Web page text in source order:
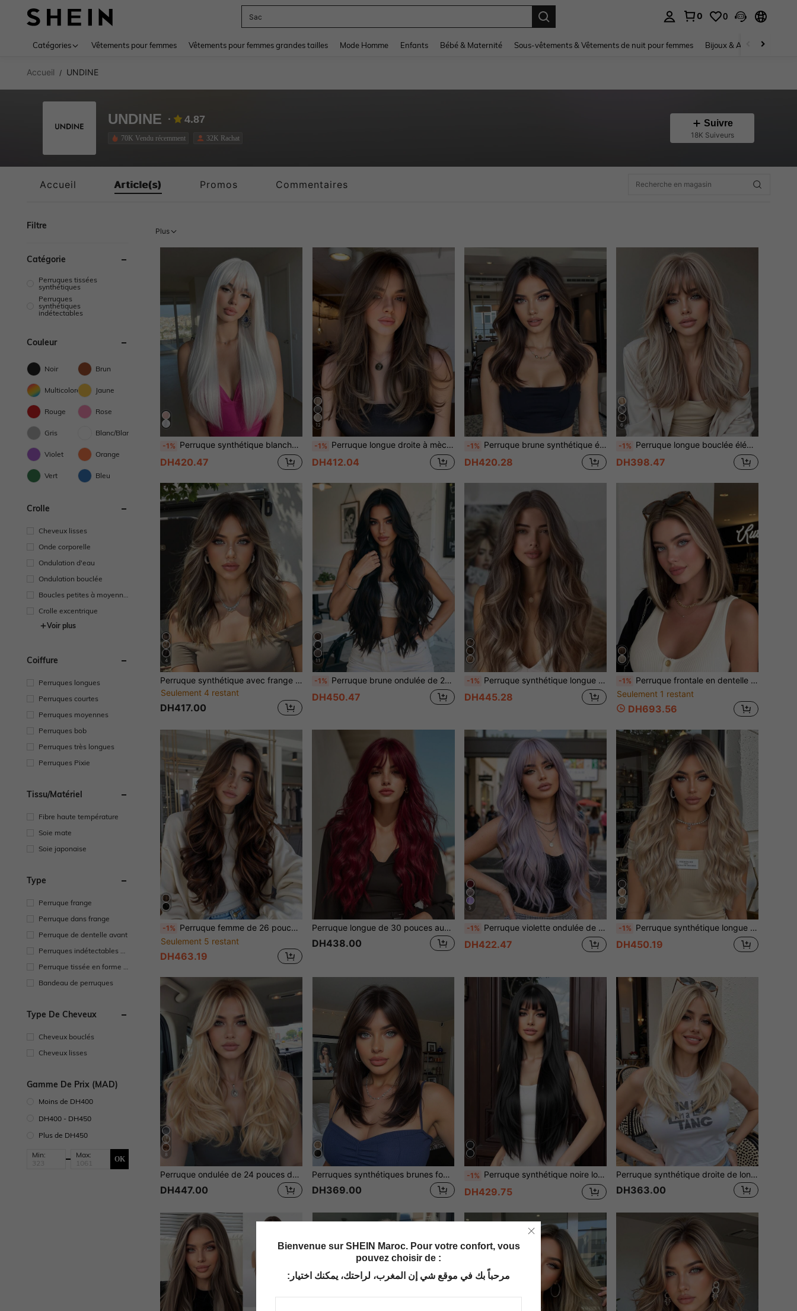
Sac
0 0
Catégories Vêtements pour femmes Vêtements pour femmes grandes tailles Mode Homme Enfants Bébé & Maternité Sous-vêtements & Vêtements de nuit pour femmes Bijoux & Accessoires pour
Accueil / UNDINE
UNDINE 4.87
70K Vendu récemment 32K Rachat
Suivre
18K Suiveurs
Accueil Article(s) Promos Commentaires
Filtre
Catégorie
Perruques tissées
synthétiques
Perruques
synthétiques
indétectables
Couleur
Noir Brun
Multicolore Jaune
Rouge Rose
Gris Blanc/Blanche
Violet Orange
Vert Bleu
Crolle
Cheveux lisses
Onde corporelle
Ondulation d'eau
Ondulation bouclée
Boucles petites à moyenne
Crolle excentrique
Voir plus
Coiffure
Perruques longues
Perruques courtes
Perruques moyennes
Perruques bob
Perruques très longues
Perruques Pixie
Tissu/matériel
Fibre haute température
Soie mate
Soie japonaise
Type
Perruque frange
Perruque dans frange
Perruque de dentelle avant
Perruques indétectables de
Perruque tissée en forme d
Bandeau de perruques
Type De Cheveux
Cheveux bouclés
Cheveux lisses
Gamme De Prix (MAD)
Moins de DH400
DH400 - DH450
Plus de DH450
Min: Max: OK
Plus
-1% Perruque synthétique blanche longue et droite de 26 pouces pour femmes, avec frange. Convient pour les fêtes, le cosplay, résistante à la chaleur
DH420.47
12
-1% Perruque longue droite à mèches naturelles brunes et dorées, perruque synthétique résistante à la chaleur avec reflets bruns, convient pour le quotidien, les fêtes, le cosplay (veuillez noter les instructions de port et d'entretien)
DH412.04
-1% Perruque brune synthétique élégante de 16 pouces avec frange, dégradé brun foncé à la racine, cheveux ondulés pour femmes. Idéale pour le quotidien, les fêtes, le cosplay, les vacances et les voyages.
DH420.28
6
-1% Perruque longue bouclée élégante grise de 18 pouces avec mèches et frange - racines foncées aux pointes claires, perruque en fibre synthétique, convient pour le quotidien des femmes, les fêtes, les vacances, les voyages, Halloween, Noël, le Nouvel An, le carnaval, les festivals de musique, le cosplay et autres occasions
DH398.47
4
Perruque synthétique avec frange dégradé marron de 20 pouces, perruque longue ondulée à couches brun foncé, convient pour un usage quotidien, des fêtes, le cosplay, Halloween, Noël, le Nouvel An, le carnaval, les festivals de musique
Seulement 4 restant
DH417.00
11
-1% Perruque brune ondulée de 28 pouces avec frange, faite de fibre synthétique résistante à la chaleur, aspect naturel, convient pour un port quotidien, les fêtes et l'école
DH450.47
-1% Perruque synthétique longue bouclée de 26 pouces en dégradé de brun, perruque brune naturelle pour femmes, raie au milieu, cheveux synthétiques résistants à la chaleur
DH445.28
-1% Perruque frontale en dentelle 13x4L longueur d'épaule courte et droite style bob pour femmes, perruque bob droite 12 pouces dégradé brun à doré, perruque synthétique dégradée, perruque résistante à la chaleur d'apparence naturelle pour usage quotidien, fête, Halloween, cadeaux de Noël
Seulement 1 restant
DH693.56
-1% Perruque femme de 26 pouces à couches avec raie au milieu, couleur brune avec reflets, en fibre synthétique, perruque ondulée volumineuse et naturelle
Seulement 5 restant
DH463.19
Perruque longue de 30 pouces aux cheveux naturellement ondulés de couleur vin rouge avec frange, perruque longue synthétique résistante à la chaleur de couleur vin rouge, convient pour le port quotidien, les fêtes, le cosplay, Noël et autres occasions pour les femmes
DH438.00
5
-1% Perruque violette ondulée de 24 pouces, en fibre synthétique résistante à la chaleur, convenant pour le port quotidien, les fêtes, le cosplay, la tenue de petite amie, le port quotidien, les festivals de musique, Halloween, Noël
DH422.47
5
-1% Perruque synthétique longue et ondulée de 24 pouces pour femmes, dégradé brun et doré. Perruque résistante à la chaleur, convenant pour un usage quotidien, les fêtes, le cosplay et autres occasions
DH450.19
8
Perruque ondulée de 24 pouces de long avec frange, racines foncées, dégradé brun-doré en fibre synthétique résistante à la chaleur. Convient pour le port quotidien, les fêtes, le cosplay et plus encore.
DH447.00
Perruques synthétiques brunes foncées droites et superposées de 18 pouces de long avec franges, pour les femmes pour une utilisation quotidienne et les fêtes
DH369.00
-1% Perruque synthétique noire longue et droite de 24 pouces avec frange, fibre noire naturelle résistante à la chaleur, entièrement tissée à la machine, convient pour le cosplay, les fêtes, la mode, le port quotidien des femmes et l'utilisation scolaire
DH429.75
Perruque synthétique droite de longueur moyenne avec frange, couleur dorée en couches, convient pour le port quotidien des femmes, les fêtes, les festivals de musique et autres occasions
DH363.00
Bienvenue sur SHEIN Maroc. Pour votre confort, vous
pouvez choisir de :
مرحباً بك في موقع شي إن المغرب، لراحتك، يمكنك اختيار: